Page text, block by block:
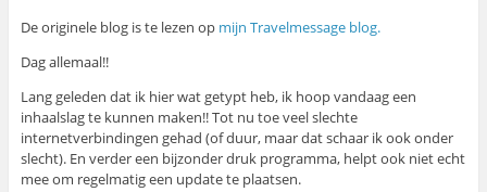
De originele blog is te lezen op mijn Travelmessage blog.
Dag allemaal!!
Lang geleden dat ik hier wat getypt heb, ik hoop vandaag een
inhaalslag te kunnen maken!! Tot nu toe veel slechte
internetverbindingen gehad (of duur, maar dat schaar ik ook onder
slecht). En verder een bijzonder druk programma, helpt ook niet echt
mee om regelmatig een update te plaatsen.